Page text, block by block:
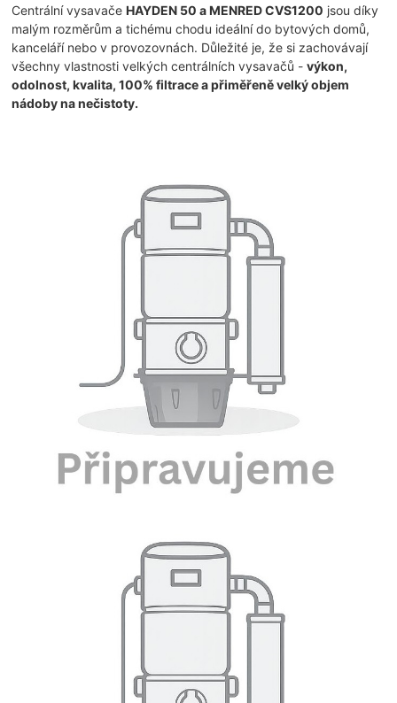
Centrální vysavačeHAYDEN 50 a MENRED CVS1200 jsou díky
malým rozměrům a tichému chodu ideální do bytových domů,
kanceláří nebo v provozovnách. Důležité je, že si zachovávají
všechny vlastnosti velkých centrálních vysavačů -výkon,
odolnost, kvalita, 100% filtrace a přiměřeně velký objem
nádoby na nečistoty.